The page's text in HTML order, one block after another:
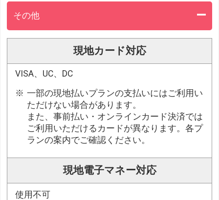
その他
現地カード対応
VISA、UC、DC
一部の現地払いプランの支払いにはご利用い
ただけない場合があります。
また、事前払い・オンラインカード決済では
ご利用いただけるカードが異なります。各プ
ランの案内でご確認ください。
現地電子マネー対応
使用不可